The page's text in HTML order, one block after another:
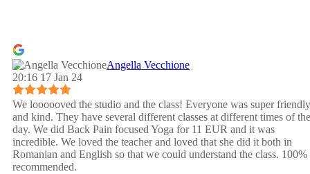
Angella Vecchione
20:16 17 Jan 24
We loooooved the studio and the class! Everyone was super friendly
and kind. They have several different classes at different times of the
day. We did Back Pain focused Yoga for 11 EUR and it was
incredible. We loved the teacher and loved that she did it both in
Romanian and English so that we could understand the class. 100%
recommended.